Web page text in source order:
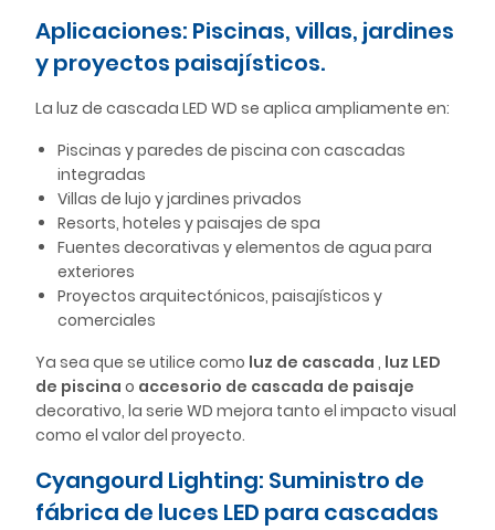
Aplicaciones: Piscinas, villas, jardines
y proyectos paisajísticos.
La luz de cascada LED WD se aplica ampliamente en:
Piscinas y paredes de piscina con cascadas
integradas
Villas de lujo y jardines privados
Resorts, hoteles y paisajes de spa
Fuentes decorativas y elementos de agua para
exteriores
Proyectos arquitectónicos, paisajísticos y
comerciales
Ya sea que se utilice como luz de cascada , luz LED
de piscina o accesorio de cascada de paisaje
decorativo, la serie WD mejora tanto el impacto visual
como el valor del proyecto.
Cyangourd Lighting: Suministro de
fábrica de luces LED para cascadas